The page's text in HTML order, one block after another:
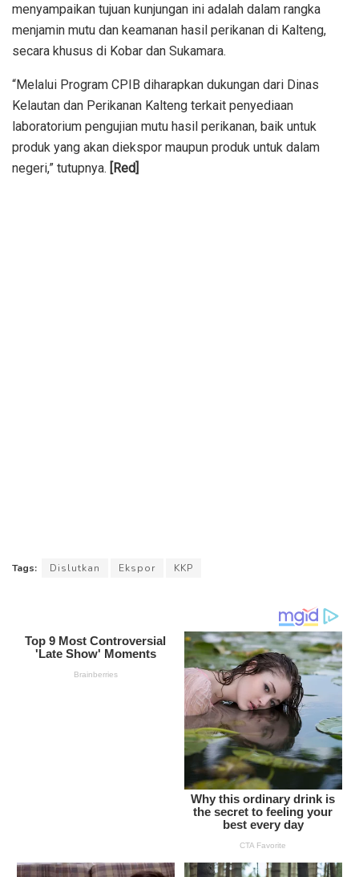
menyampaikan tujuan kunjungan ini adalah dalam rangka
menjamin mutu dan keamanan hasil perikanan di Kalteng,
secara khusus di Kobar dan Sukamara.
“Melalui Program CPIB diharapkan dukungan dari Dinas
Kelautan dan Perikanan Kalteng terkait penyediaan
laboratorium pengujian mutu hasil perikanan, baik untuk
produk yang akan diekspor maupun produk untuk dalam
negeri,” tutupnya. [Red]
Tags: Dislutkan Ekspor KKP